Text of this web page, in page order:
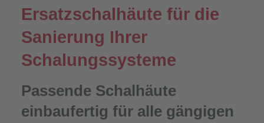
Ersatzschalhäute für die
Sanierung Ihrer
Schalungssysteme
Passende Schalhäute
einbaufertig für alle gängigen